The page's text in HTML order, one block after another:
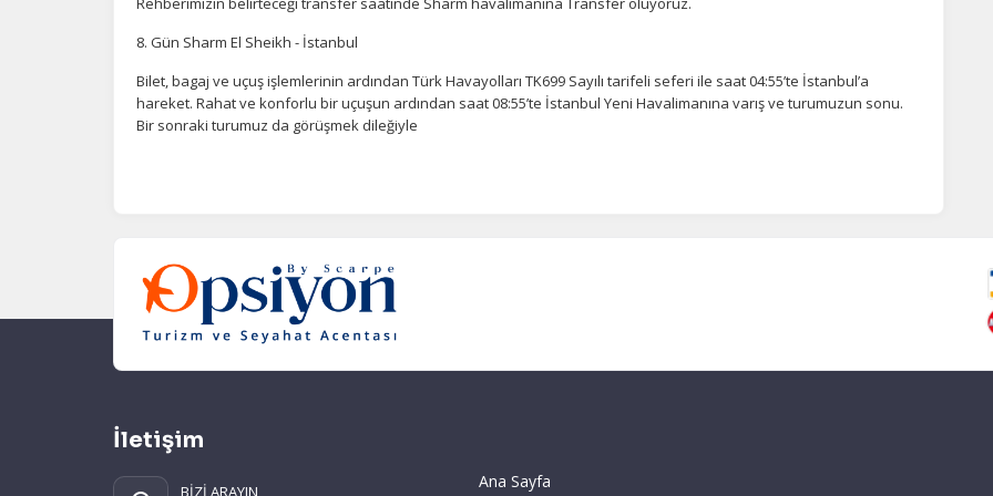
8. Gün Sharm El Sheikh - İstanbul
Bilet, bagaj ve uçuş işlemlerinin ardından Türk Havayolları TK699 Sayılı tarifeli seferi ile saat 04:55’te İstanbul’a
hareket. Rahat ve konforlu bir uçuşun ardından saat 08:55’te İstanbul Yeni Havalimanına varış ve turumuzun sonu.
Bir sonraki turumuz da görüşmek dileğiyle
İletişim
BİZİ ARAYIN Ana Sayfa